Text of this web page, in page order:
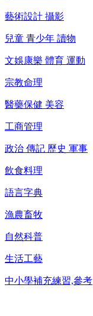
藝術設計 攝影
兒童 青少年 讀物
文娛康樂 體育 運動
宗教命理
醫藥保健 美容
工商管理
政治 傳記 歷史 軍事
飲食料理
語言字典
漁農畜牧
自然科普
生活工藝
中小學補充練習,參考